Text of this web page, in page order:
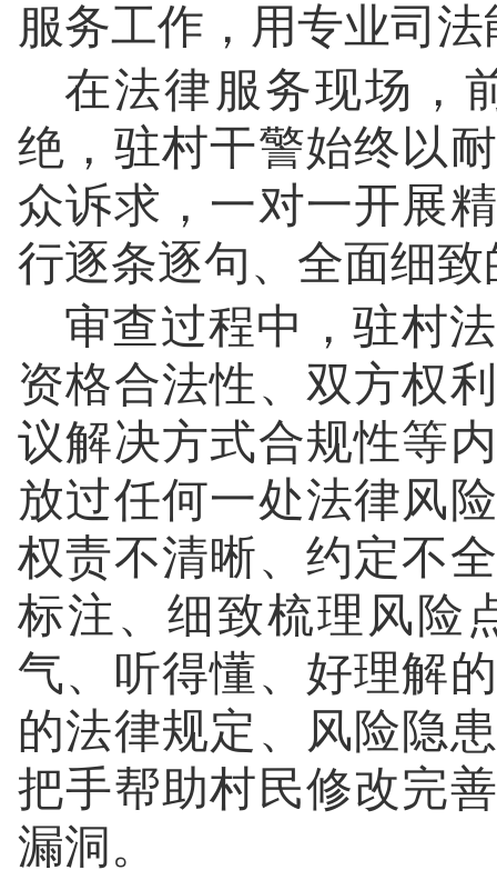
服务工作，用专业司
在法律服务现场，
绝，驻村干警始终以
众诉求，一对一开展
行逐条逐句、全面细
审查过程中，驻村
资格合法性、双方权
议解决方式合规性等
放过任何一处法律风
权责不清晰、约定不
标注、细致梳理风险
气、听得懂、好理解
的法律规定、风险隐
把手帮助村民修改完
漏洞。